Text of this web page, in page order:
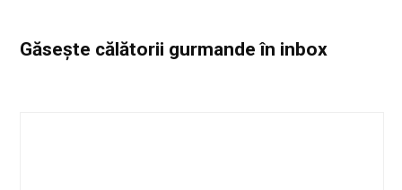
Găsește călătorii gurmandeîn inbox